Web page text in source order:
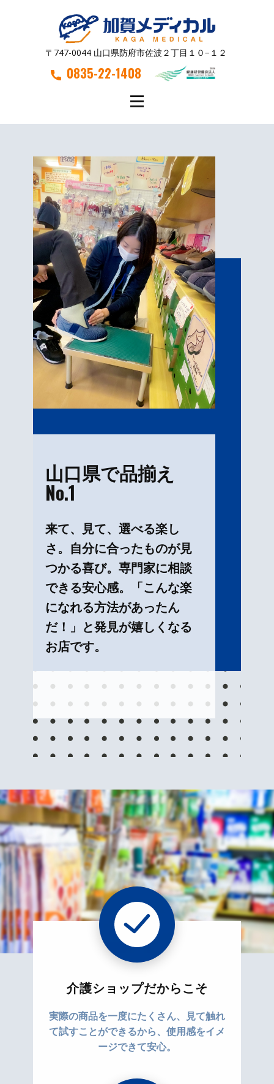
〒747-0044 山口県防府市佐波２丁目１０−１２
0835-22-1408
山口県で品揃え
No.1
来て、見て、選べる楽し
さ。自分に合ったものが見
つかる喜び。専門家に相談
できる安心感。「こんな楽
になれる方法があったん
だ！」と発見が嬉しくなる
お店です。
介護ショップだからこそ
実際の商品を一度にたくさん、見て触れ
て試すことができるから、使用感をイメ
ージできて安心。